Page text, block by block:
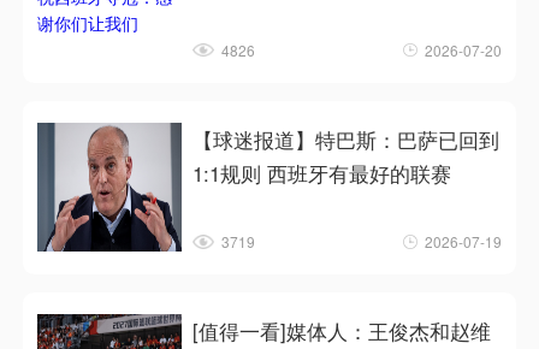
4826 2026-07-20
【球迷报道】特巴斯：巴萨已回到
1:1规则 西班牙有最好的联赛
3719 2026-07-19
[值得一看]媒体人：王俊杰和赵维